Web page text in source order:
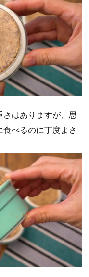
さはありますが、思
べるのに丁度よさ